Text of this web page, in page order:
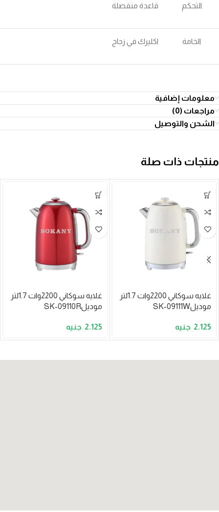
التحكم قاعدة منفصلة
الخامة اكليرك في زجاج
معلومات إضافية
مراجعات (0)
الشحن والتوصيل
منتجات ذات صلة
غلايه سوكاني 2200وات 1.7لتر
موديلSK-09111W
2.125
غلايه سوكاني 2200وات 1.7لتر
موديلSK-09110R
2.125